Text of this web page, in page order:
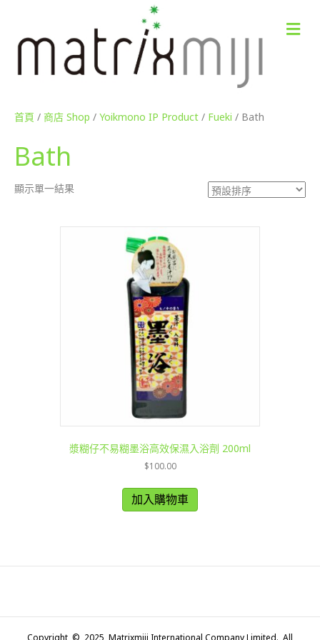
M
e
首頁 / 商店 Shop / Yoikmono IP Product / Fueki / Bath
Bath
顯示單一結果
漿糊仔不易糊墨浴高效保濕入浴劑 200ml
$100.00
加入購物車
Copyright © 2025 Matrixmiji International Company Limited. All